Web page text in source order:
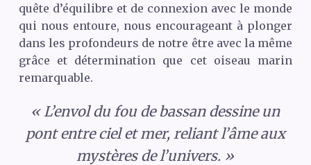
quête d’équilibre et de connexion avec le monde
qui nous entoure, nous encourageant à plonger
dans les profondeurs de notre être avec la même
grâce et détermination que cet oiseau marin
remarquable.
« L’envol du fou de bassan dessine un
pont entre ciel et mer, reliant l’âme aux
mystères de l’univers. »